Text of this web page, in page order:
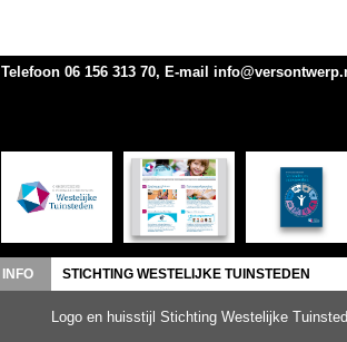
Telefoon 06 156 313 70, E-mail
INFO STICHTING WESTELIJKE TUINSTEDEN
Logo en huisstijl Stichting Westelijke